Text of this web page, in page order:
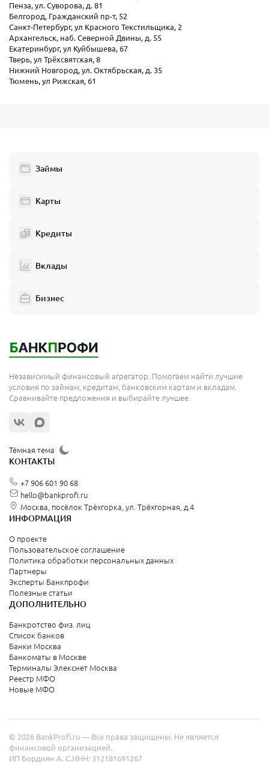
Пенза, ул. Суворова, д. 81
Белгород, Гражданский пр-т, 52
Санкт-Петербург, ул Красного Текстильщика, 2
Архангельск, наб. Северной Двины, д. 55
Екатеринбург, ул Куйбышева, 67
Тверь, ул Трёхсвятская, 8
Нижний Новгород, ул. Октябрьская, д. 35
Тюмень, ул Рижская, 61
Займы
Карты
Кредиты
Вклады
Бизнес
Независимый финансовый агрегатор. Помогаем найти лучшие
условия по займам, кредитам, банковским картам и вкладам.
Сравнивайте предложения и выбирайте лучшее.
Тёмная тема
КОНТАКТЫ
+7 906 601 90 68
hello@bankprofi.ru
Москва, посёлок Трёхгорка, ул. Трёхгорная, д.4
ИНФОРМАЦИЯ
О проекте
Пользовательское соглашение
Политика обработки персональных данных
Партнеры
Эксперты Банкпрофи
Полезные статьи
ДОПОЛНИТЕЛЬНО
Банкротство физ. лиц
Список банков
Банки Москва
Банкоматы в Москве
Терминалы Элекснет Москва
Реестр МФО
Новые МФО
© 2026 BankProfi.ru — Все права защищены. Не является
финансовой организацией.
ИП Бордиян А. С.ИНН: 312181691267